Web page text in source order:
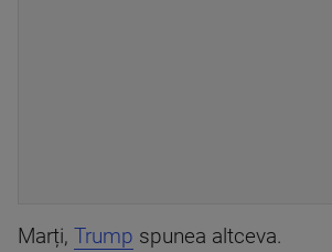
Marți, Trump spunea altceva.